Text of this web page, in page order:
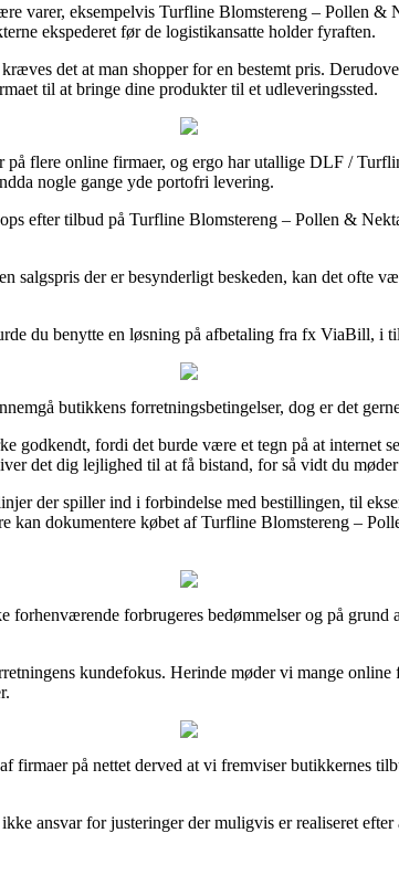
varer, eksempelvis Turfline Blomstereng – Pollen
ekspederet før de logistikansatte holder fyraften.
det at man shopper for en bestemt pris.
til at bringe dine produkter til et udleveringssted.
flere online firmaer, og ergo har utallige DLF /
nogle gange yde portofri levering.
efter tilbud på Turfline Blomstereng – Pollen &
salgspris der er besynderligt beskeden, kan det ofte
du benytte en løsning på afbetaling fra fx ViaBill, i
butikkens forretningsbetingelser, dog er det
fordi det burde være et tegn på at internet
det dig lejlighed til at få bistand, for så vidt du
der spiller ind i forbindelse med bestillingen, til
kan dokumentere købet af Turfline Blomstereng –
forbrugeres bedømmelser og på
kundefokus. Herinde møder vi mange
firmaer på nettet derved at vi fremviser butikkernes
ansvar for justeringer der muligvis er realiseret efter